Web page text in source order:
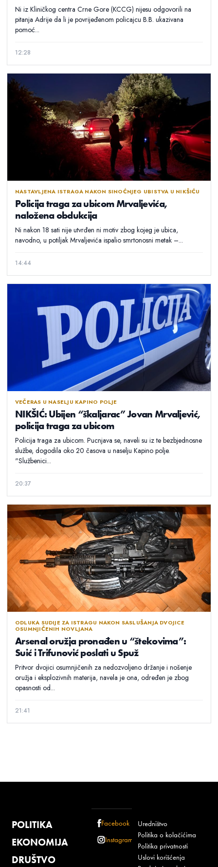
Ni iz Kliničkog centra Crne Gore (KCCG) nijesu odgovorili na
pitanja Adrije da li je povrijeđenom policajcu B.B. ukazivana
pomoć...
12:28
NASTAVLJENA ISTRAGA NAKON SINOĆNJEG UBISTVA U NIKŠIĆU
Policija traga za ubicom Mrvaljevića,
naložena obdukcija
Ni nakon 18 sati nije utvrđen ni motiv zbog kojeg je ubica,
navodno, u potiljak Mrvaljevića ispalio smrtonosni metak –...
14:44
VEČERAS U NASELJU KAPINO POLJE
NIKŠIĆ: Ubijen “škaljarac” Jovan Mrvaljević,
policija traga za ubicom
Policija traga za ubicom. Pucnjava se, naveli su iz te bezbjednosne
službe, dogodila oko 20 časova u naselju Kapino polje.
"Službenici...
20:37
ODLUKA SUDIJE ZA ISTRAGU NAKON SASLUŠANJA DVOJICE
OSUMNJIČENIH NOVLJANA
Arsenal oružja pronađen u “štekovima”:
Suić i Trifunović poslati u Spuž
Pritvor dvojici osumnjičenih za nedozvoljeno držanje i nošenje
oružja i eksplozivnih materija, navela je ona, određen je zbog
opasnosti od...
21:41
POLITIKA
EKONOMIJA
DRUŠTVO
Facebook
Instagram
Uredništvo
Politika o kolačićima
Politika privatnosti
Uslovi korišćenja